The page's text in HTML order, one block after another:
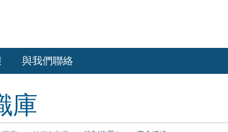
與我們聯絡
庫